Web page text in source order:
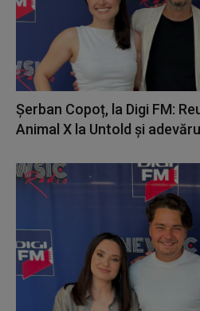
Șerban Copoț, la Digi FM:
Animal X la Untold și